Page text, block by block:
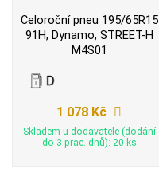
Celoroční pneu 195/65R15
91H, Dynamo, STREET-H
M4S01
1 078 Kč
Skladem u dodavatele (dodání
do 3 prac. dnů): 20 ks